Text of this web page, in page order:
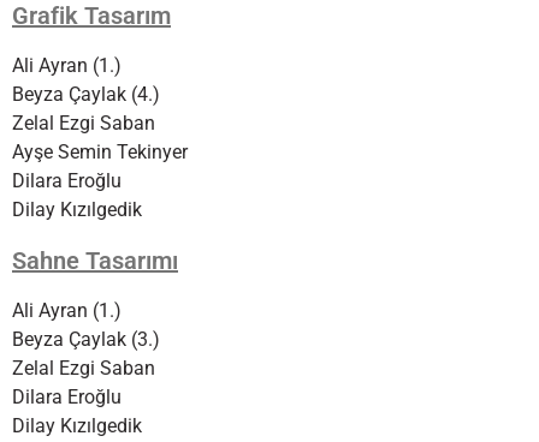
Grafik Tasarım
Ali Ayran (1.)
Beyza Çaylak (4.)
Zelal Ezgi Saban
Ayşe Semin Tekinyer
Dilara Eroğlu
Dilay Kızılgedik
Sahne Tasarımı
Ali Ayran (1.)
Beyza Çaylak (3.)
Zelal Ezgi Saban
Dilara Eroğlu
Dilay Kızılgedik